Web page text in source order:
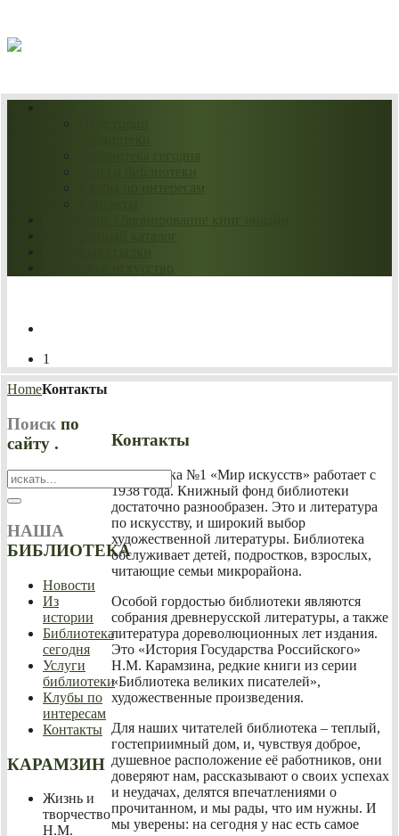
1
HomeКонтакты
Контакты
Библиотека №1 «Мир искусств» работает с
1938 года. Книжный фонд библиотеки
достаточно разнообразен. Это и литература
по искусству, и широкий выбор
художественной литературы. Библиотека
обслуживает детей, подростков, взрослых,
читающие семьи микрорайона.
Особой гордостью библиотеки являются
собрания древнерусской литературы, а также
литература дореволюционных лет издания.
Это «История Государства Российского»
Н.М. Карамзина, редкие книги из серии
«Библиотека великих писателей»,
художественные произведения.
Для наших читателей библиотека – теплый,
гостеприимный дом, и, чувствуя доброе,
душевное расположение её работников, они
доверяют нам, рассказывают о своих успехах
и неудачах, делятся впечатлениями о
прочитанном, и мы рады, что им нужны. И
мы уверены: на сегодня у нас есть самое
Поиск по
сайту .
НАША
БИБЛИОТЕКА
Новости
Из
истории
Библиотека
сегодня
Услуги
библиотеки
Клубы по
интересам
Контакты
КАРАМЗИН
Жизнь и
творчество
Н.М.